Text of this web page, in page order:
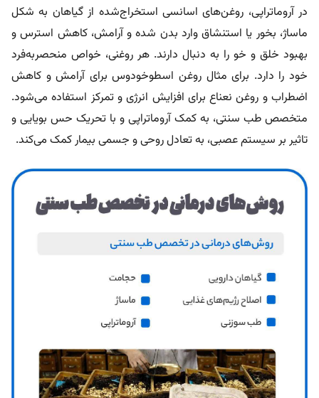
در آروماتراپی، روغن‌های اسانسی استخراج‌شده از گیاهان به شکل
ماساژ، بخور یا استنشاق وارد بدن شده و آرامش، کاهش استرس و
بهبود خلق و خو را به دنبال دارند. هر روغنی، خواص منحصربه‌فرد
خود را دارد. برای مثال روغن اسطوخودوس برای آرامش و کاهش
اضطراب و روغن نعناع برای افزایش انرژی و تمرکز استفاده می‌شود.
متخصص طب سنتی، به کمک آروماتراپی و با تحریک حس بویایی و
تاثیر بر سیستم عصبی، به تعادل روحی و جسمی بیمار کمک می‌کند.